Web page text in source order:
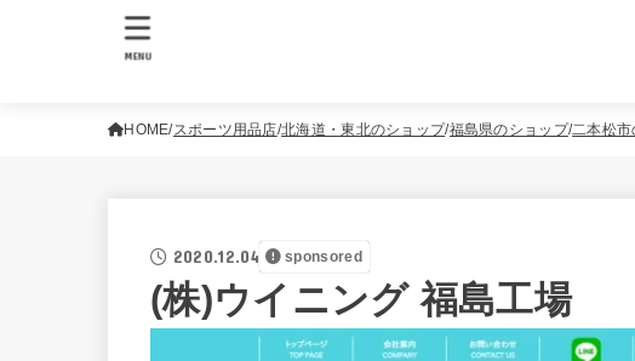
MENU
HOME スポーツ用品店 北海道・東北のショップ 福島県のショップ 二本松市
2020.12.04 sponsored
(株)ウイニング 福島工場